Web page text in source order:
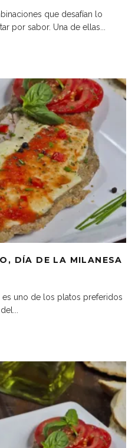
que desafían lo
por sabor. Una de ellas...
DÍA DE LA MILANESA
es uno de los platos preferidos